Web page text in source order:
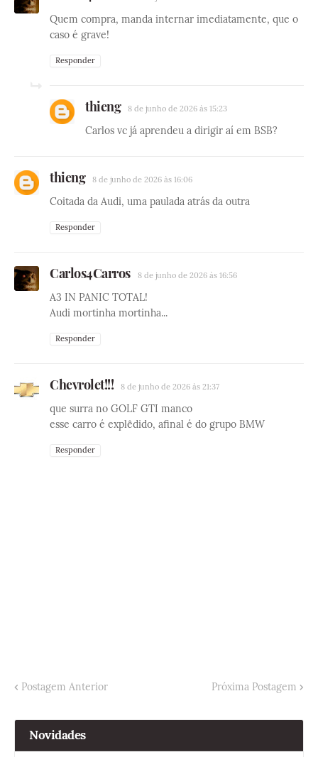
Quem compra, manda internar imediatamente, que o
caso é grave!
Responder
thieng 8 de junho de 2026 às 15:23
Carlos vc já aprendeu a dirigir aí em BSB?
thieng 8 de junho de 2026 às 16:06
Coitada da Audi, uma paulada atrás da outra
Responder
Carlos4Carros 8 de junho de 2026 às 16:56
A3 IN PANIC TOTAL!
Audi mortinha mortinha...
Responder
Chevrolet!!! 8 de junho de 2026 às 21:37
que surra no GOLF GTI manco
esse carro é explêdido, afinal é do grupo BMW
Responder
Postagem Anterior Próxima Postagem
Novidades